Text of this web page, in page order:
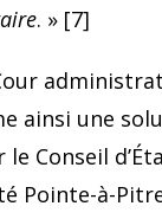
. » [7]
ainsi une
le Conseil
Pointe-à-